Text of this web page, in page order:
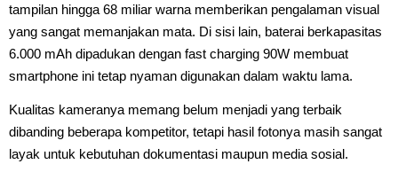
tampilan hingga 68 miliar warna memberikan pengalaman visual
yang sangat memanjakan mata. Di sisi lain, baterai berkapasitas
6.000 mAh dipadukan dengan fast charging 90W membuat
smartphone ini tetap nyaman digunakan dalam waktu lama.
Kualitas kameranya memang belum menjadi yang terbaik
dibanding beberapa kompetitor, tetapi hasil fotonya masih sangat
layak untuk kebutuhan dokumentasi maupun media sosial.